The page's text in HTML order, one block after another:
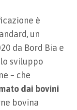
è
un
da Bord Bia e
sviluppo
– che
dai bovini
bovina